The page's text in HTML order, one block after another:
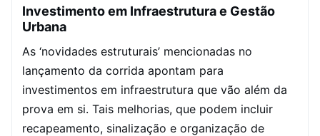
Investimento em Infraestrutura e Gestão
Urbana
As ‘novidades estruturais’ mencionadas no
lançamento da corrida apontam para
investimentos em infraestrutura que vão além da
prova em si. Tais melhorias, que podem incluir
recapeamento, sinalização e organização de